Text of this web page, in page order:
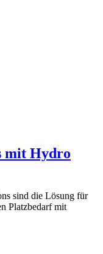
mit Hydro
sind die Lösung für
Platzbedarf mit